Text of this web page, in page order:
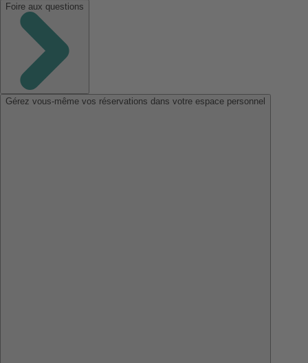
Foire aux questions
Gérez vous-même vos réservations dans votre espace personnel